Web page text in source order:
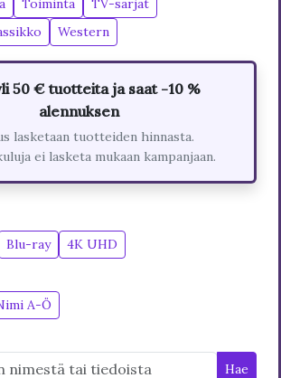
Toiminta
TV-sarjat
Western
50 € tuotteita ja saat -10 %
alennuksen
lasketaan tuotteiden hinnasta.
ei lasketa mukaan kampanjaan.
Blu-ray 4K UHD
A-Ö
Hae